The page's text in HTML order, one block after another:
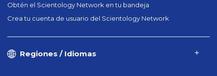
Obtén el Scientology Network en tu bandeja
Crea tu cuenta de usuario del Scientology Network
Regiones / Idiomas